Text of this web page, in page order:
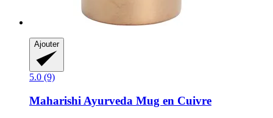
Ajouter
5.0 (9)
Maharishi Ayurveda Mug en Cuivre